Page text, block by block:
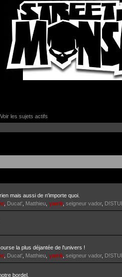
Voir les sujets actifs
mais aussi de n'importe quoi.
Ducat' Matthieu yanik seigneur vador,
la plus déjantée de l'univers !
Ducat' Matthieu yanik seigneur vador,
bordel.